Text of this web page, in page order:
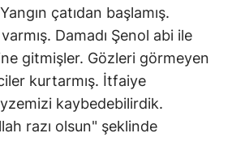
çatıdan başlamış.
Damadı Şenol abi ile
gitmişler. Gözleri görmeyen
kurtarmış. İtfaiye
kaybedebilirdik.
razı olsun" şeklinde